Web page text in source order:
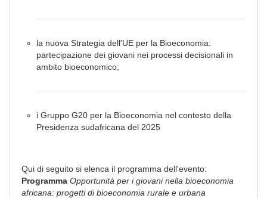
la nuova Strategia dell'UE per la Bioeconomia:
partecipazione dei giovani nei processi decisionali in
ambito bioeconomico;
i Gruppo G20 per la Bioeconomia nel contesto della
Presidenza sudafricana del 2025
Qui di seguito si elenca il programma dell'evento:
Programma Opportunità per i giovani nella bioeconomia
africana: progetti di bioeconomia rurale e urbana